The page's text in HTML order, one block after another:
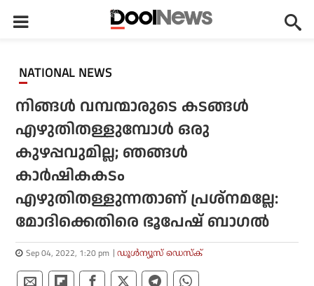
NATIONAL NEWS
നിങ്ങള്‍ വമ്പന്മാരുടെ കടങ്ങള്‍
എഴുതിതള്ളുമ്പോള്‍ ഒരു
കുഴപ്പവുമില്ല; ഞങ്ങള്‍
കാര്‍ഷികകടം
എഴുതിതള്ളുന്നതാണ് പ്രശ്‌നമല്ലേ:
മോദിക്കെതിരെ ഭൂപേഷ് ബാഗല്‍
Sep 04, 2022, 1:20 pm ഡൂള്‍ന്യൂസ് ഡെസ്‌ക്